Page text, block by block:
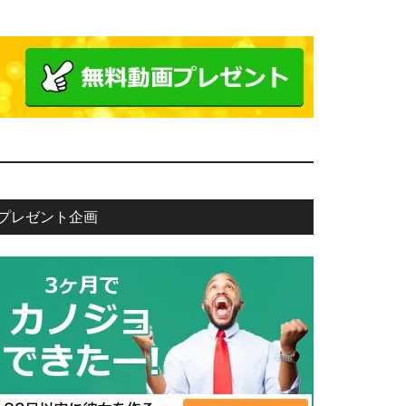
レゼント企画